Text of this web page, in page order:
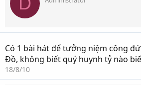
Có 1 bài hát để tưởng niệm công
Đồ, không biết quý huynh tỷ nào
18/8/10